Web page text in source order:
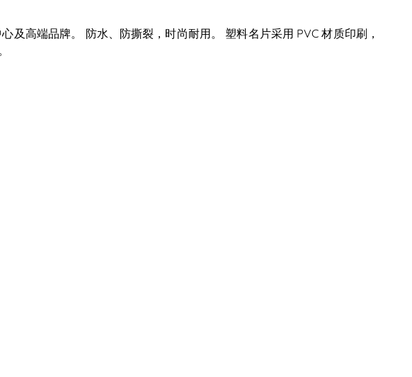
及高端品牌。 防水、防撕裂，时尚耐用。 塑料名片采用 PVC 材质印刷，